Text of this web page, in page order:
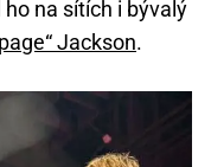
na sítích i bývalý
Jackson.